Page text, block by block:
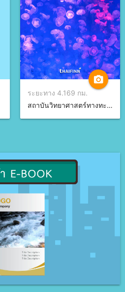
camera_alt
ระยะทาง 4.169 กม.
สถาบันวิทยาศาสตร์ทางทะเล จ.ชลบุรี